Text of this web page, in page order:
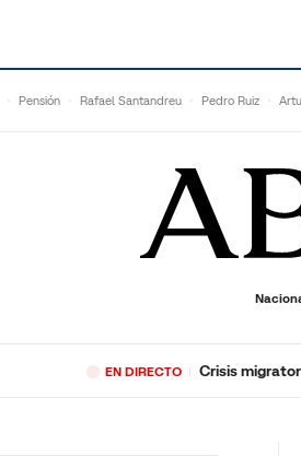
Pensión Rafael Santandreu Pedro Ruiz
ECONOMÍADEPORTES SOCIEDAD
EN DIRECTO Crisis